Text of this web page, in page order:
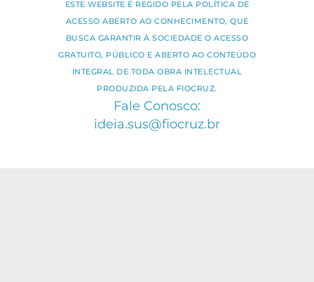
ESTE WEBSITE É REGIDO PELA POLÍTICA DE
ACESSO ABERTO AO CONHECIMENTO, QUE
BUSCA GARANTIR À SOCIEDADE O ACESSO
GRATUITO, PÚBLICO E ABERTO AO CONTEÚDO
INTEGRAL DE TODA OBRA INTELECTUAL
PRODUZIDA PELA FIOCRUZ.
Fale Conosco:
ideia.sus@fiocruz.br